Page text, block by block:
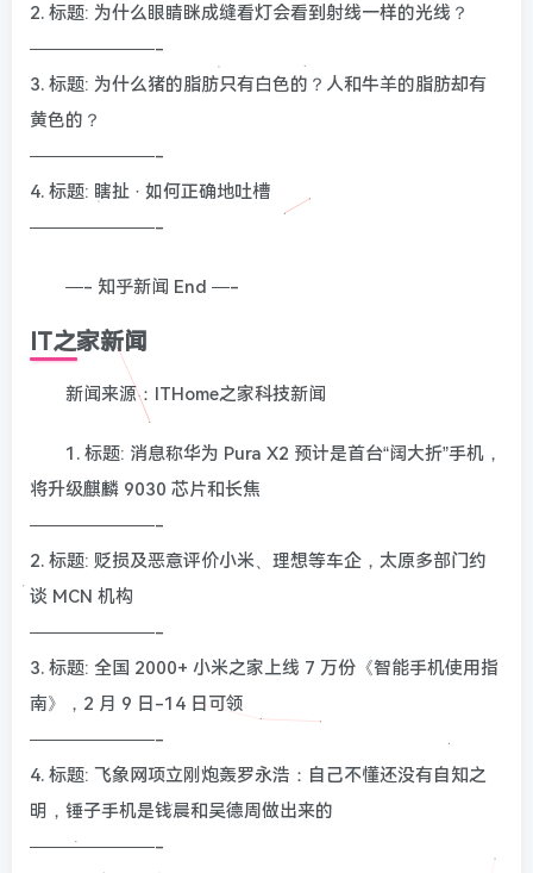
2. 标题: 为什么眼睛眯成缝看灯会看到射线一样的光线？
———————-
3. 标题: 为什么猪的脂肪只有白色的？人和牛羊的脂肪却有
黄色的？
———————-
4. 标题: 瞎扯 · 如何正确地吐槽
———————-
—- 知乎新闻 End —-
IT之家新闻
新闻来源：ITHome之家科技新闻
1. 标题: 消息称华为 Pura X2 预计是首台“阔大折”手机，
将升级麒麟 9030 芯片和长焦
———————-
2. 标题: 贬损及恶意评价小米、理想等车企，太原多部门约
谈 MCN 机构
———————-
3. 标题: 全国 2000+ 小米之家上线 7 万份《智能手机使用指
南》，2 月 9 日-14 日可领
———————-
4. 标题: 飞象网项立刚炮轰罗永浩：自己不懂还没有自知之
明，锤子手机是钱晨和吴德周做出来的
———————-